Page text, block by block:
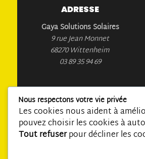
ADRESSE
Gaya Solutions Solaires
9 rue Jean Monnet
68270 Wittenheim
03 89 35 94 69
©MIRA COMMUNICATION
Nous respectons votre vie privée
Les cookies nous aident à
pouvez choisir les cookies à
Tout refuserpour décliner les